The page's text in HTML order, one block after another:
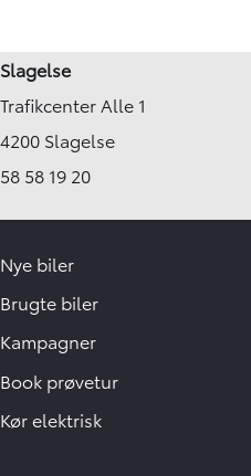
Slagelse
Trafikcenter Alle 1
4200 Slagelse
58 58 19 20
Nye biler
Brugte biler
Kampagner
Book prøvetur
Kør elektrisk